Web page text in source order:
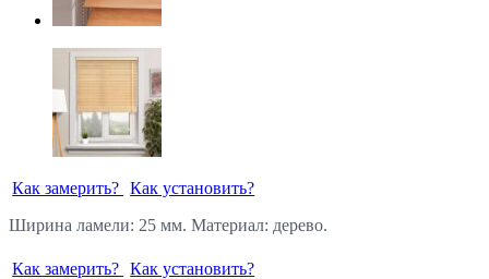
Как замерить? Как установить?
Ширина ламели: 25 мм. Материал: дерево.
Как замерить? Как установить?